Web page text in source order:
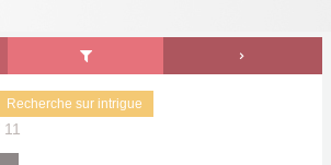
Recherche sur intrigue
11